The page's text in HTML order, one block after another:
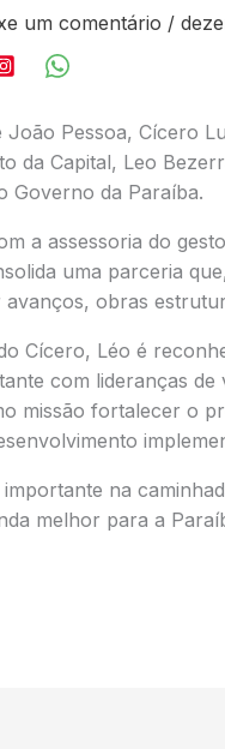
um comentário /
João Pessoa, Cícero
da Capital, Leo
Governo da Paraíba.
a assessoria do
uma parceria
obras
Cícero, Léo é
com lideranças
missão fortalecer o
importante na
melhor para a